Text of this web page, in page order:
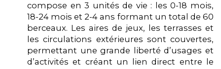
compose en 3 unités de vie : les 0-18 mois,
18-24 mois et 2-4 ans formant un total de 60
berceaux. Les aires de jeux, les terrasses et
les circulations extérieures sont couvertes,
permettant une grande liberté d’usages et
d’activités et créant un lien direct entre le